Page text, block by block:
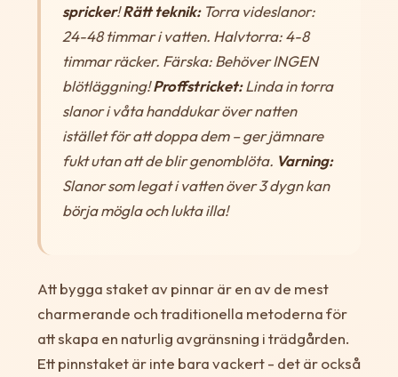
spricker!Rätt teknik:Torra videslanor:
24-48 timmar i vatten. Halvtorra: 4-8
timmar räcker. Färska: Behöver INGEN
blötläggning!Proffstricket:Linda in torra
slanor i våta handdukar över natten
istället för att doppa dem – ger jämnare
fukt utan att de blir genomblöta. Varning:
Slanor som legat i vatten över 3 dygn kan
börja mögla och lukta illa!
Att bygga staket av pinnar är en av de mest
charmerande och traditionella metoderna för
att skapa en naturlig avgränsning i trädgården.
Ett pinnstaket är inte bara vackert - det är också